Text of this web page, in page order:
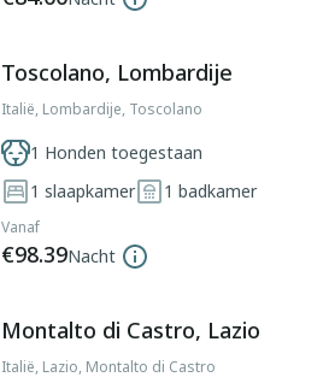
Toscolano, Lombardije
Italië, Lombardije, Toscolano
1 Honden toegestaan
1 slaapkamer 1 badkamer
Vanaf
€98.39Nacht
Montalto di Castro, Lazio
Italië, Lazio, Montalto di Castro